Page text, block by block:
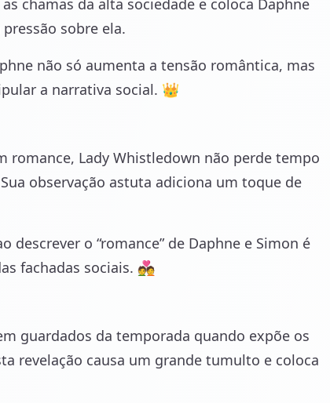
chamas da alta sociedade e coloca Daphne
sobre ela.
não só aumenta a tensão romântica, mas
a narrativa social. 👑
romance, Lady Whistledown não perde tempo
observação astuta adiciona um toque de
descrever o “romance” de Daphne e Simon é
fachadas sociais. 💑
guardados da temporada quando expõe os
revelação causa um grande tumulto e coloca